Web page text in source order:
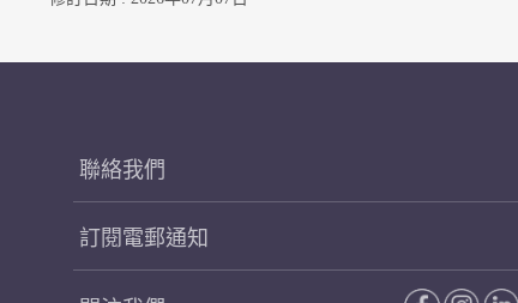
聯絡我們
訂閱電郵通知